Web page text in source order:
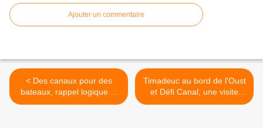
Ajouter un commentaire
< Des canaux pour des
bateaux, rappel logique et
nécessaire !
Timadeuc au bord de l'Oust
et Défi Canal, une visite
bien reposante ! >